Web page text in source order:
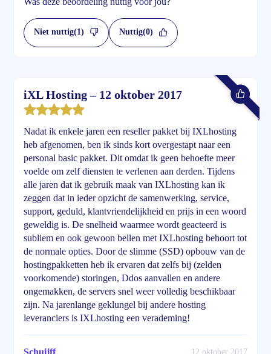
Niet nuttig(1) Nuttig(0)
iXL Hosting – 12 oktober 2017
Nadat ik enkele jaren een reseller pakket bij IXLhosting
heb afgenomen, ben ik sinds kort overgestapt naar een
personal basic pakket. Dit omdat ik geen behoefte meer
voelde om zelf diensten te verlenen aan derden. Tijdens
alle jaren dat ik gebruik maak van IXLhosting kan ik
zeggen dat in ieder opzicht de samenwerking, service,
support, geduld, klantvriendelijkheid en prijs in een woord
geweldig is. De snelheid waarmee wordt geacteerd is
subliem en ook gewoon bellen met IXLhosting behoort tot
de normale opties. Door de slimme (SSD) opbouw van de
hostingpakketten heb ik ervaren dat zelfs bij (zelden
voorkomende) storingen, Ddos aanvallen en andere
ongemakken, de servers snel weer volledig beschikbaar
zijn. Na jarenlange geklungel bij andere hosting
leveranciers is IXLhosting een verademing!
Schuijff 12 oktober 2017